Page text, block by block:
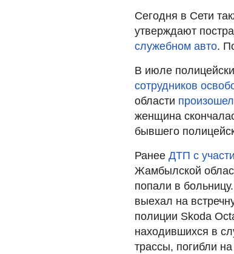
Сегодня в Сети
утверждают
служебном авто.
В июле
сотрудников
области
женщина
бывшего
Ранее ДТП с
Жамбылской
попали в
выехал на
полиции Skoda
находившихся в
трассы, погибли